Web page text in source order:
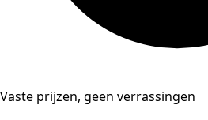
Vaste prijzen, geen verrassingen